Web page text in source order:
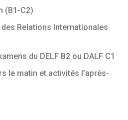
(B1-C2)
Relations Internationales
du DELF B2 ou DALF C1
le matin et activités l’après-